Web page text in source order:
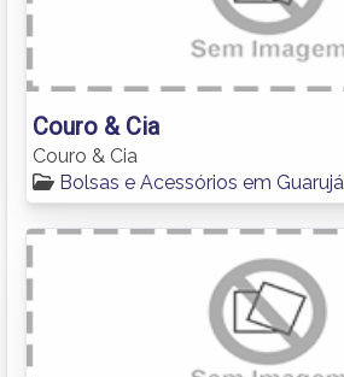
Couro & Cia
Couro & Cia
Bolsas e Acessórios em Guarujá